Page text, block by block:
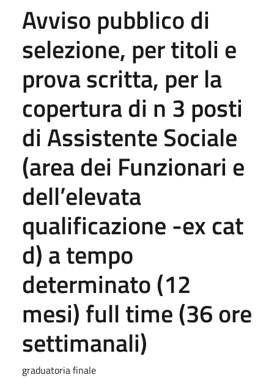
Avviso pubblico di
selezione, per titoli e
prova scritta, per la
copertura di n 3 posti
di Assistente Sociale
(area dei Funzionari e
dell’elevata
qualificazione -ex cat
d) a tempo
determinato (12
mesi) full time (36 ore
settimanali)
graduatoria finale